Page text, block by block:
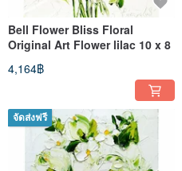
Bell Flower Bliss Floral
Original Art Flower lilac 10 x 8
4,164฿
จัดส่งฟรี